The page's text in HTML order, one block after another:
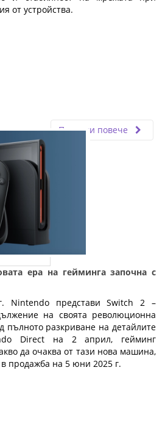
от устройства.
Прочети повече
ера на гейминга започна с
Nintendo представи Switch 2 –
на своята революционна
пълното разкриване на детайлите
Direct на 2 април, гейминг
да очаква от тази нова машина,
продажба на 5 юни 2025 г.